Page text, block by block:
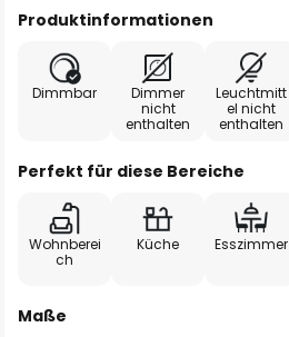
Produktinformationen
Dimmbar
Dimmer
nicht
enthalten
Leuchtmitt
el nicht
enthalten
Perfekt für diese Bereiche
Wohnberei
ch
Küche Esszimmer
Maße